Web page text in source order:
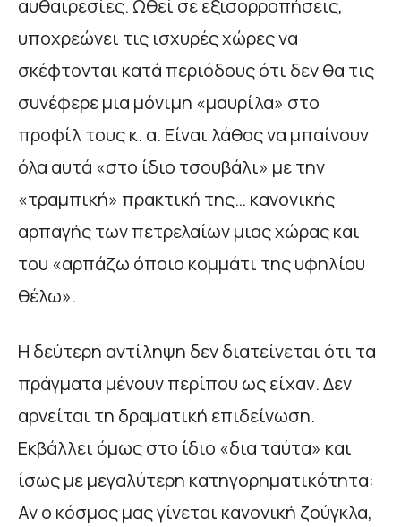
αυθαιρεσίες. Ωθεί σε εξισορροπήσεις,
υποχρεώνει τις ισχυρές χώρες να
σκέφτονται κατά περιόδους ότι δεν θα τις
συνέφερε μια μόνιμη «μαυρίλα» στο
προφίλ τους κ. α. Είναι λάθος να μπαίνουν
όλα αυτά «στο ίδιο τσουβάλι» με την
«τραμπική» πρακτική της… κανονικής
αρπαγής των πετρελαίων μιας χώρας και
του «αρπάζω όποιο κομμάτι της υφηλίου
θέλω».
Η δεύτερη αντίληψη δεν διατείνεται ότι τα
πράγματα μένουν περίπου ως είχαν. Δεν
αρνείται τη δραματική επιδείνωση.
Εκβάλλει όμως στο ίδιο «δια ταύτα» και
ίσως με μεγαλύτερη κατηγορηματικότητα:
Αν ο κόσμος μας γίνεται κανονική ζούγκλα,